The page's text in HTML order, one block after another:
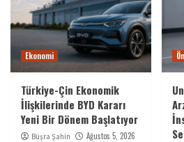
Ekonomi
Türkiye-Çin Ekonomik
İlişkilerinde BYD Kararı
Yeni Bir Dönem Başlatıyor
Büşra Şahin Ağustos 5, 2026